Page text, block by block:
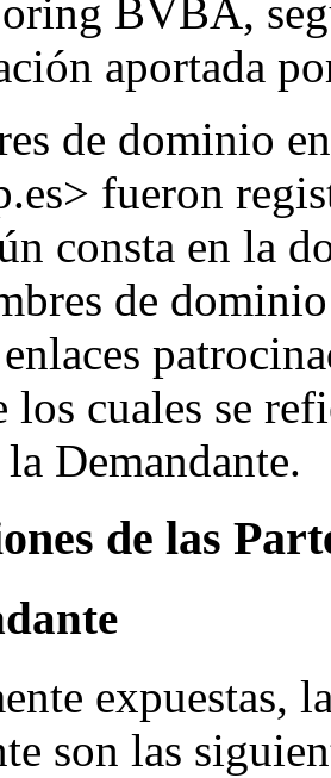
BVBA,
aportada
de dominio
fueron
consta en la
de
los cuales se
Demandante.
de las
expuestas,
son las